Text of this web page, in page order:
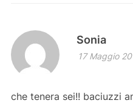
Sonia
17 Maggio
che tenera sei!! baciuzzi